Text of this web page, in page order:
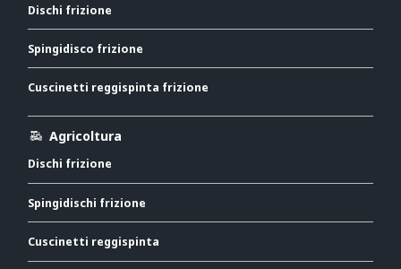
Dischi frizione
Spingidisco frizione
Cuscinetti reggispinta frizione
Agricoltura
Dischi frizione
Spingidischi frizione
Cuscinetti reggispinta